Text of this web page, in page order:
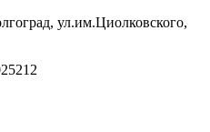
ул.им.Циолковского,